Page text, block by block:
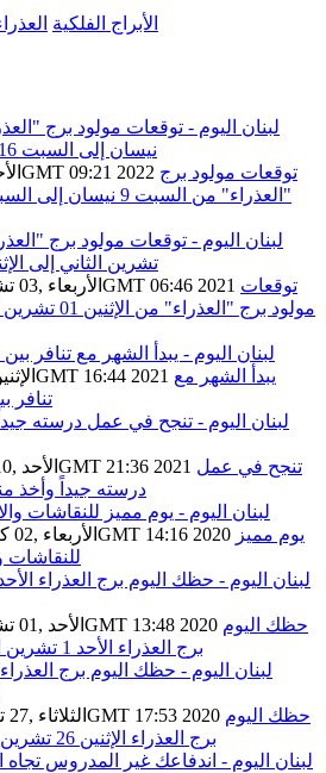
الأبراج الفلكية
الأحد ,10 إبريل / نيسانGMT 09:21 2022 توقعات مولود برج
الأربعاء ,03 تشرين الثاني / نوفمبرGMT 06:46 2021 توقعات
الإثنين ,15 شباط / فبرايرGMT 16:44 2021 يبدأ الشهر مع
تنافر
الأحد ,10 كانون الثاني / ينايرGMT 21:36 2021 تنجح في عمل
درسته جيداً وأخذ
الأربعاء ,02 كانون الأول / ديسمبرGMT 14:16 2020 يوم مميز
للنقاشات
الأحد ,01 تشرين الثاني / نوفمبرGMT 13:48 2020 حظك اليوم
برج العذراء الأحد 1 تشرين الثاني / نوفمبر 2020
الثلاثاء ,27 تشرين الأول / أكتوبرGMT 17:53 2020 حظك اليوم
برج العذراء الإثنين 26 تشرين الثاني / أكتوبر 2020